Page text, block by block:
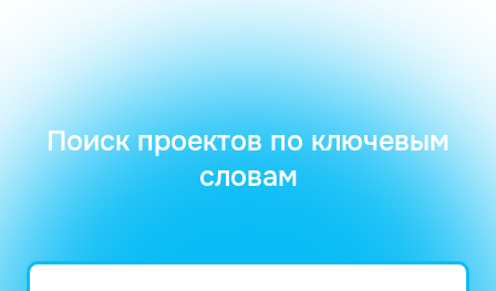
Поиск проектов по ключевым
словам